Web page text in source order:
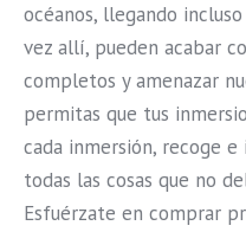
océanos, llegando
vez allí, pueden acabar
completos y amenazar
permitas que tus
cada inmersión, recoge
todas las cosas que no
Esfuérzate en comprar